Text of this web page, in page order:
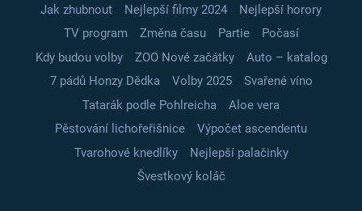
Jak zhubnout Nejlepší filmy 2024
Nejlepší horory
TV program
Změna času Partie
Počasí
Kdy budou volby
ZOO Nové začátky
Auto – katalog
7 pádů Honzy Dědka
Volby 2025
Svařené víno
Tatarák podle Pohlreicha
Aloe vera
Pěstování lichořeřišnice
Výpočet ascendentu
Tvarohové knedlíky
Nejlepší palačinky
Švestkový koláč